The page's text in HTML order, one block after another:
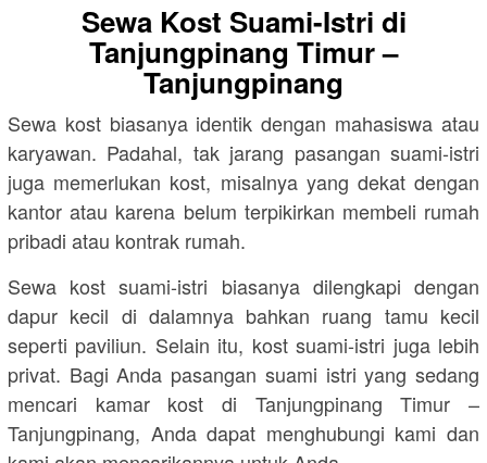
Sewa Kost Suami-Istri di
Tanjungpinang Timur –
Tanjungpinang
Sewa kost biasanya identik dengan mahasiswa atau
karyawan. Padahal, tak jarang pasangan suami-istri
juga memerlukan kost, misalnya yang dekat dengan
kantor atau karena belum terpikirkan membeli rumah
pribadi atau kontrak rumah.
Sewa kost suami-istri biasanya dilengkapi dengan
dapur kecil di dalamnya bahkan ruang tamu kecil
seperti paviliun. Selain itu, kost suami-istri juga lebih
privat. Bagi Anda pasangan suami istri yang sedang
mencari kamar kost di Tanjungpinang Timur –
Tanjungpinang, Anda dapat menghubungi kami dan